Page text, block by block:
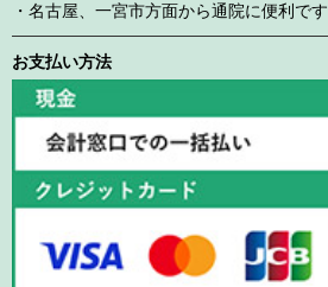
・名古屋、一宮市方面から通院に便利です
お支払い方法